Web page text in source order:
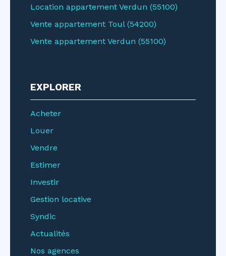
Location appartement Verdun (55100)
Vente appartement Toul (54200)
Vente appartement Verdun (55100)
EXPLORER
Acheter
Louer
Vendre
Estimer
Investir
Gestion locative
Syndic
Actualités
Nos agences